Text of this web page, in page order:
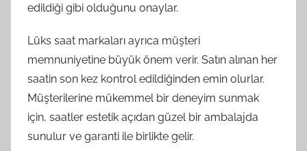
edildiği gibi olduğunu onaylar.
Lüks saat markaları ayrıca müşteri
memnuniyetine büyük önem verir. Satın alınan her
saatin son kez kontrol edildiğinden emin olurlar.
Müşterilerine mükemmel bir deneyim sunmak
için, saatler estetik açıdan güzel bir ambalajda
sunulur ve garanti ile birlikte gelir.